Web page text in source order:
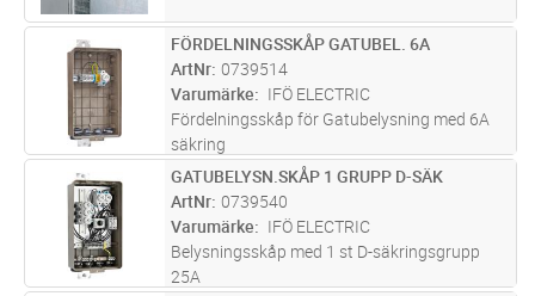
ST Lägg i kundvagn
FÖRDELNINGSSKÅP GATUBEL. 6A
ArtNr 0739514
Varumärke
IFÖ ELECTRIC
Fördelningsskåp för Gatubelysning med 6A
säkring
ST Lägg i kundvagn
GATUBELYSN.SKÅP 1 GRUPP D-SÄK
ArtNr 0739540
Varumärke
IFÖ ELECTRIC
Belysningsskåp med 1 st D-säkringsgrupp
25A